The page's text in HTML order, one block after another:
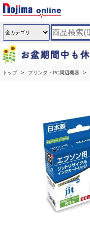
トップ プリンタ・PC周辺機器